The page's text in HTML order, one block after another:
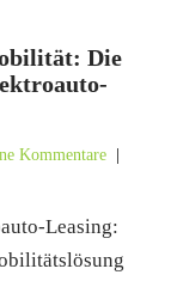
Die
Kommentare
Leasing: